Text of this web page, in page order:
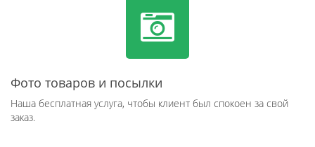
Фото товаров и посылки
Наша бесплатная услуга, чтобы клиент был спокоен за свой
заказ.